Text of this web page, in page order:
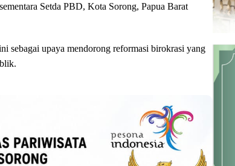
Setda PBD, Kota Sorong, Papua Barat
sebagai upaya mendorong reformasi birokrasi yang